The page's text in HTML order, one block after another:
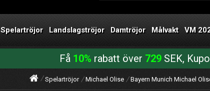
Spelartröjor Landslagströjor Damtröjor Målvakt VM
Få 10% rabatt över 729 SEK,
Spelartröjor Michael Olise Bayern Munich Michael